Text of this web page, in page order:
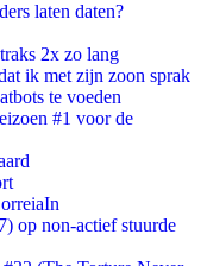
laten daten?
2x zo lang
ik met zijn zoon sprak
te voeden
#1 voor de
op non-actief stuurde